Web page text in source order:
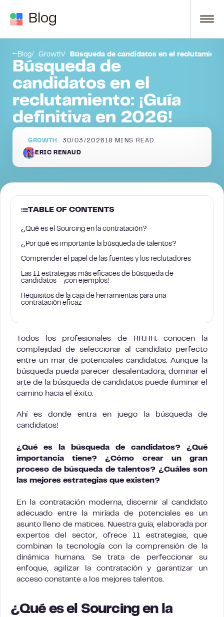
Blog
Blog Growth Búsqueda de candidatos en el
Búsqueda de
candidatos en el
reclutamiento: ¡Guía
definitiva en 2026!
GROWTH 30/03/2026 18 MINS READ
ERIC RENAUD
TABLE OF CONTENTS
¿Qué es el Sourcing en la contratación?
¿Por qué es importante la búsqueda de talentos?
Comprender el papel de las fuentes y los reclutadores
Las 11 estrategias más eficaces de búsqueda de
candidatos – ¡con ejemplos!
Requisitos de la caja de herramientas para una
contratación eficaz
Todos los profesionales de RR.HH. conocen la
complejidad de seleccionar al candidato perfecto
entre un mar de potenciales candidatos. Aunque la
búsqueda pueda parecer desalentadora, dominar el
arte de la búsqueda de candidatos puede iluminar el
camino hacia el éxito.
Ahí es donde entra en juego la búsqueda de
candidatos!
¿Qué es la búsqueda de candidatos? ¿Qué
importancia tiene? ¿Cómo crear un gran
proceso de búsqueda de talentos? ¿Cuáles son
las mejores estrategias que existen?
En la contratación moderna, discernir al candidato
adecuado entre la miríada de potenciales es un
asunto lleno de matices. Nuestra guía, elaborada por
expertos del sector, ofrece 11 estrategias, que
combinan la tecnología con la comprensión de la
dinámica humana. Se trata de perfeccionar su
enfoque, agilizar la contratación y garantizar un
acceso constante a los mejores talentos.
¿Qué es el Sourcing en la